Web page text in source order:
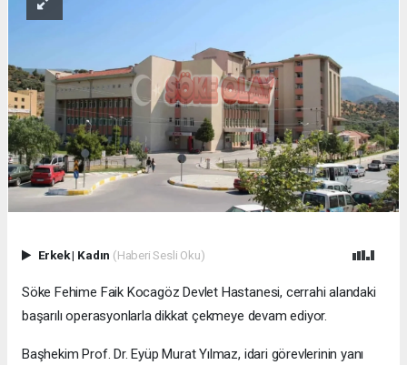
Erkek| Kadın (Haberi Sesli Oku)
Söke Fehime Faik Kocagöz Devlet Hastanesi, cerrahi alandaki
başarılı operasyonlarla dikkat çekmeye devam ediyor.
Başhekim Prof. Dr. Eyüp Murat Yılmaz, idari görevlerinin yanı